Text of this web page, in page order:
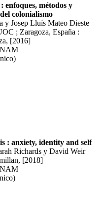
enfoques, métodos y
colonialismo
y Josep Lluís Mateo Dieste
; Zaragoza, España :
[2016]
: anxiety, identity and self
Richards y David Weir
[2018]